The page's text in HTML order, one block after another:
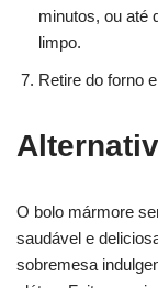
minutos, ou até
limpo.
Retire do forno
O bolo mármore
saudável e
sobremesa